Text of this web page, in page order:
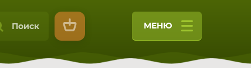
Поиск МЕНЮ